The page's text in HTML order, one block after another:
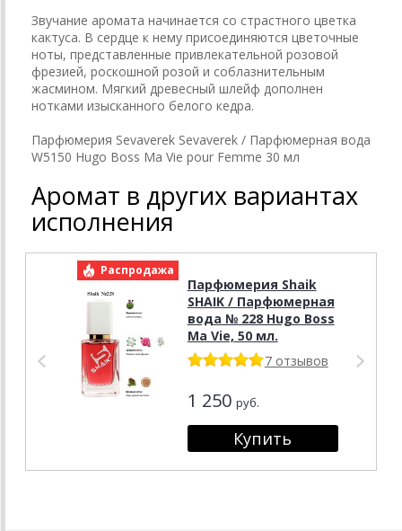
Звучание аромата начинается со страстного цветка
кактуса. В сердце к нему присоединяются цветочные
ноты, представленные привлекательной розовой
фрезией, роскошной розой и соблазнительным
жасмином. Мягкий древесный шлейф дополнен
нотками изысканного белого кедра.
Парфюмерия Sevaverek Sevaverek / Парфюмерная вода
W5150 Hugo Boss Ma Vie pour Femme 30 мл
Аромат в других вариантах
исполнения
Распродажа
Парфюмерия Shaik
SHAIK / Парфюмерная
вода № 228 Hugo Boss
Ma Vie, 50 мл.
7 отзывов
1 250 руб.